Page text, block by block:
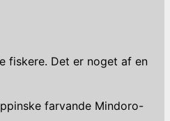
fiskere. Det er noget af en
farvande Mindoro-